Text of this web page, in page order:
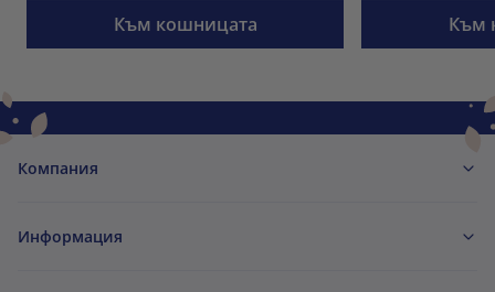
Към кошницата Към
Компания
Информация